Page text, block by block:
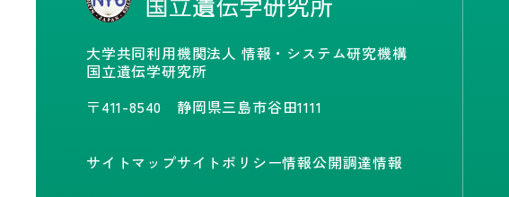
大学共同利用機関法人 情報・システム研究機構
国立遺伝学研究所
〒411-8540 静岡県三島市谷田1111
サイトマップサイトポリシー情報公開調達情報